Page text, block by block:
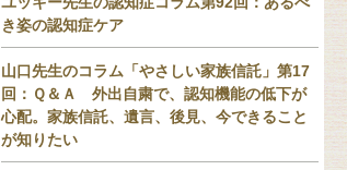
き姿の認知症ケア
山口先生のコラム「やさしい家族信託」第17
回：Ｑ＆Ａ 外出自粛で、認知機能の低下が
心配。家族信託、遺言、後見、今できること
が知りたい